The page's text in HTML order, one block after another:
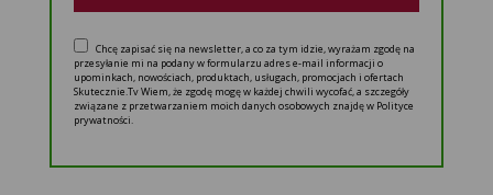
Chcę zapisać się na newsletter, a co za tym idzie, wyrażam zgodę na
przesyłanie mi na podany w formularzu adres e-mail informacji o
upominkach, nowościach, produktach, usługach, promocjach i ofertach
Skutecznie.Tv Wiem, że zgodę mogę w każdej chwili wycofać, a szczegóły
związane z przetwarzaniem moich danych osobowych znajdę w Polityce
prywatności.